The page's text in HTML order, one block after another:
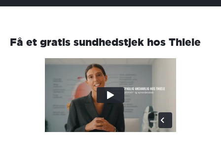
Få et gratis sundhedstjek hos Thiele